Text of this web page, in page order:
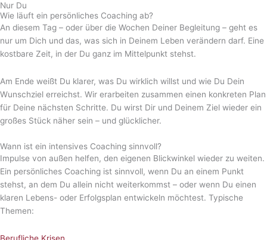
Nur Du
Wie läuft ein persönliches Coaching ab?
An diesem Tag – oder über die Wochen Deiner Begleitung – geht es
nur um Dich und das, was sich in Deinem Leben verändern darf. Eine
kostbare Zeit, in der Du ganz im Mittelpunkt stehst.
Am Ende weißt Du klarer, was Du wirklich willst und wie Du Dein
Wunschziel erreichst. Wir erarbeiten zusammen einen konkreten Plan
für Deine nächsten Schritte. Du wirst Dir und Deinem Ziel wieder ein
großes Stück näher sein – und glücklicher.
Wann ist ein intensives Coaching sinnvoll?
Impulse von außen helfen, den eigenen Blickwinkel wieder zu weiten.
Ein persönliches Coaching ist sinnvoll, wenn Du an einem Punkt
stehst, an dem Du allein nicht weiterkommst – oder wenn Du einen
klaren Lebens- oder Erfolgsplan entwickeln möchtest. Typische
Themen: